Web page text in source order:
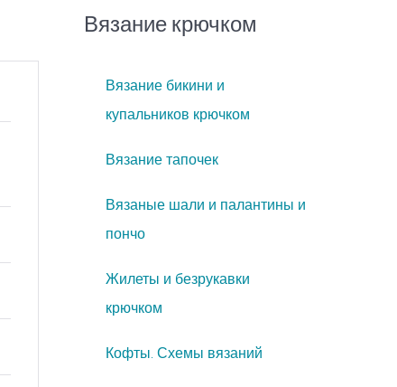
Вязание крючком
Вязание бикини и
купальников крючком
Вязание тапочек
Вязаные шали и палантины и
пончо
Жилеты и безрукавки
крючком
Кофты. Схемы вязаний